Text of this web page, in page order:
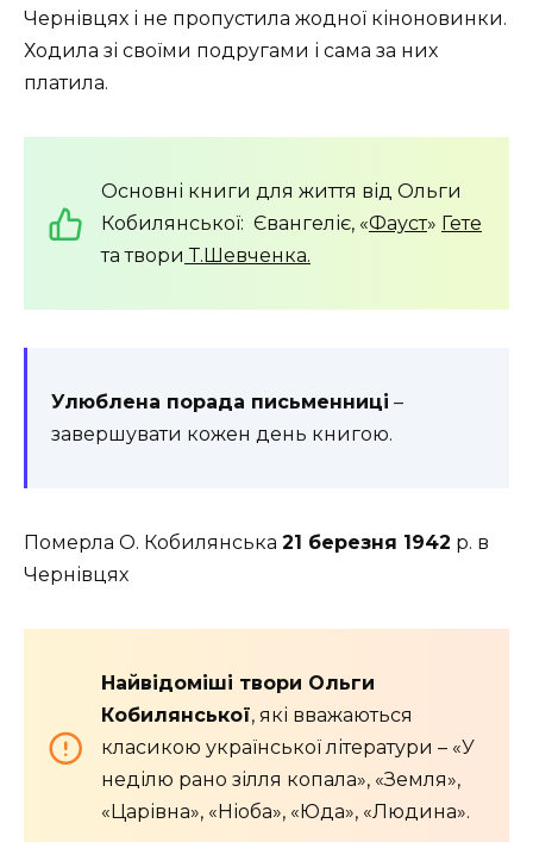
Чернівцях і не пропустила жодної кіноновинки.
Ходила зі своїми подругами і сама за них
платила.
Основні книги для життя від Ольги
Кобилянської: Євангеліє, «Фауст» Гете
та твори Т.Шевченка.
Улюблена порада письменниці –
завершувати кожен день книгою.
Померла О. Кобилянська 21 березня 1942 р. в
Чернівцях
Найвідоміші твори Ольги
Кобилянської, які вважаються
класикою української літератури – «У
неділю рано зілля копала», «Земля»,
«Царівна», «Ніоба», «Юда», «Людина».